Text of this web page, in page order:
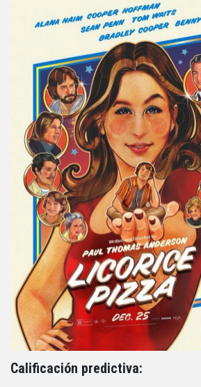
Calificación predictiva: